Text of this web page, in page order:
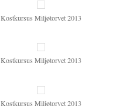
Kostkursus Miljøtorvet 2013
Kostkursus Miljøtorvet 2013
Kostkursus Miljøtorvet 2013